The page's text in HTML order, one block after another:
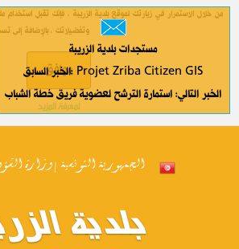
وتفضيلاتك ، بالإضافة إلى
موافق
لمعرفة المزيد
الجمهورية التونسية | وزارة
بلدية
مستجدات بلدية الزريبة
الخبر السابق: Projet Zriba Citizen GIS
الخبر التالي: استمارة الترشح لعضوية فريق خطة الشباب